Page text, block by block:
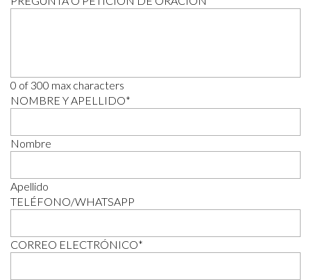
0 of 300 max characters
NOMBRE Y APELLIDO*
Nombre
Apellido
TELÉFONO/WHATSAPP
CORREO ELECTRÓNICO*